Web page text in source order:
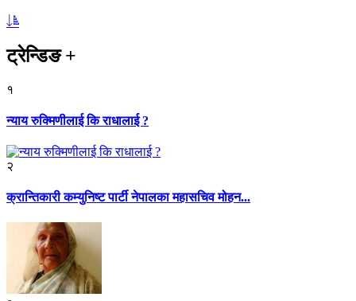
ट्रेन्डिङ+
१
न्याय रुक्मिणीलाई कि राधालाई ?
२
क्रान्तिकारी कम्युनिष्ट पार्टी नेपालका महासचिव मोहन...